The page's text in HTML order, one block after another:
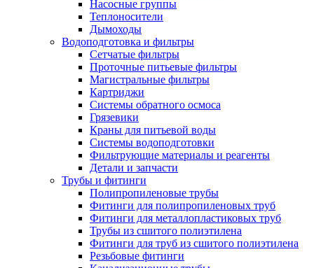
Насосные группы
Теплоносители
Дымоходы
Водоподготовка и фильтры
Сетчатые фильтры
Проточные питьевые фильтры
Магистральные фильтры
Картриджи
Системы обратного осмоса
Грязевики
Краны для питьевой воды
Системы водоподготовки
Фильтрующие материалы и реагенты
Детали и запчасти
Трубы и фитинги
Полипропиленовые трубы
Фитинги для полипропиленовых труб
Фитинги для металлопластиковых труб
Трубы из сшитого полиэтилена
Фитинги для труб из сшитого полиэтилена
Резьбовые фитинги